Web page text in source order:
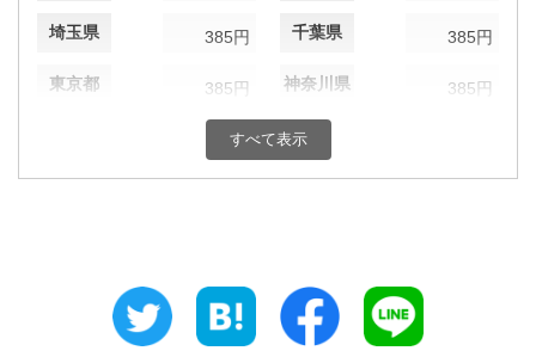
埼玉県 385円 千葉県 385円
東京都 385円 神奈川県 385円
385円 富山県
385円 静岡県
385円 三重県
すべて表示